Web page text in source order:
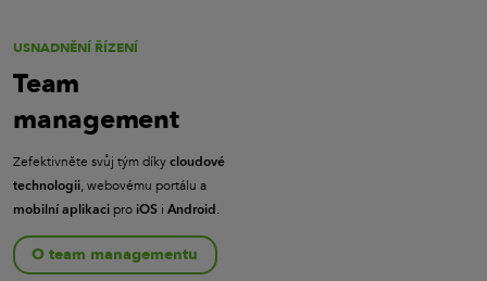
USNADNĚNÍ ŘÍZENÍ
Team
management
Zefektivněte svůj tým díky cloudové
technologii, webovému portálu a
mobilní aplikaci pro iOS i Android .
O team managementu